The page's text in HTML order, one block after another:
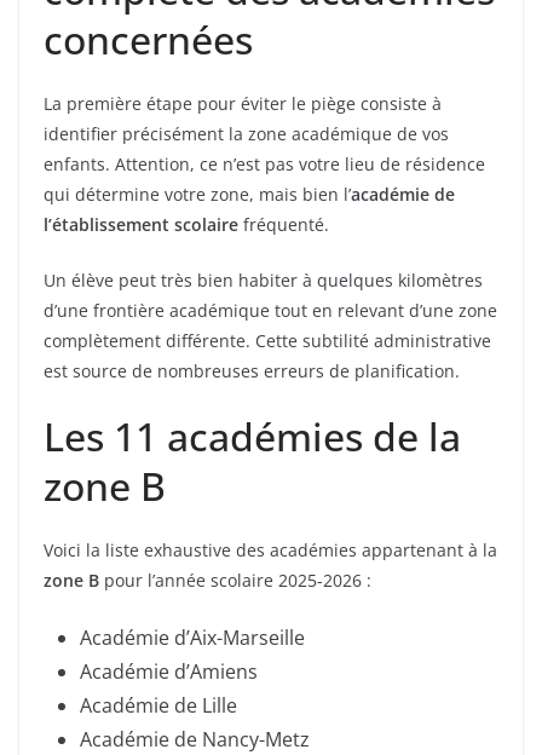
concernées
La première étape pour éviter le piège consiste à
identifier précisément la zone académique de vos
enfants. Attention, ce n’est pas votre lieu de résidence
qui détermine votre zone, mais bien l’académie de
l’établissement scolaire fréquenté.
Un élève peut très bien habiter à quelques kilomètres
d’une frontière académique tout en relevant d’une zone
complètement différente. Cette subtilité administrative
est source de nombreuses erreurs de planification.
Les 11 académies de la
zone B
Voici la liste exhaustive des académies appartenant à la
zone B pour l’année scolaire 2025-2026 :
Académie d’Aix-Marseille
Académie d’Amiens
Académie de Lille
Académie de Nancy-Metz